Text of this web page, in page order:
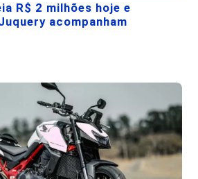
R$ 2 milhões hoje e
acompanham